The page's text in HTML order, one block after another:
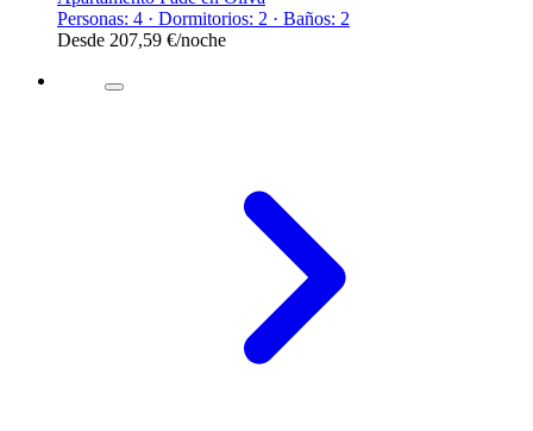
Personas: 4 · Dormitorios: 2 · Baños: 2
Desde 207,59 €/noche